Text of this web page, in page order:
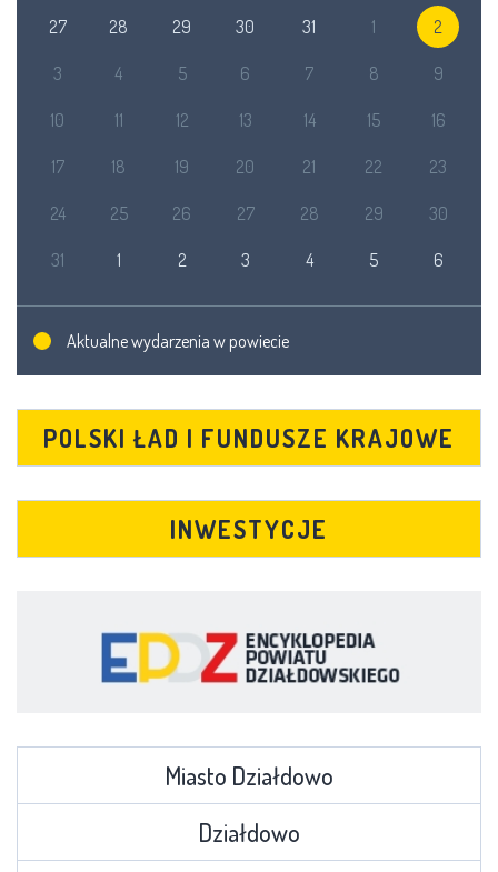
27 28 29 30 31 1 2
3 4 5 6 7 8 9
10 11 12 13 14 15 16
17 18 19 20 21 22 23
24 25 26 27 28 29 30
31 1 2 3 4 5 6
Aktualne wydarzenia w powiecie
POLSKI ŁAD I FUNDUSZE KRAJOWE
INWESTYCJE
Miasto Działdowo
Działdowo